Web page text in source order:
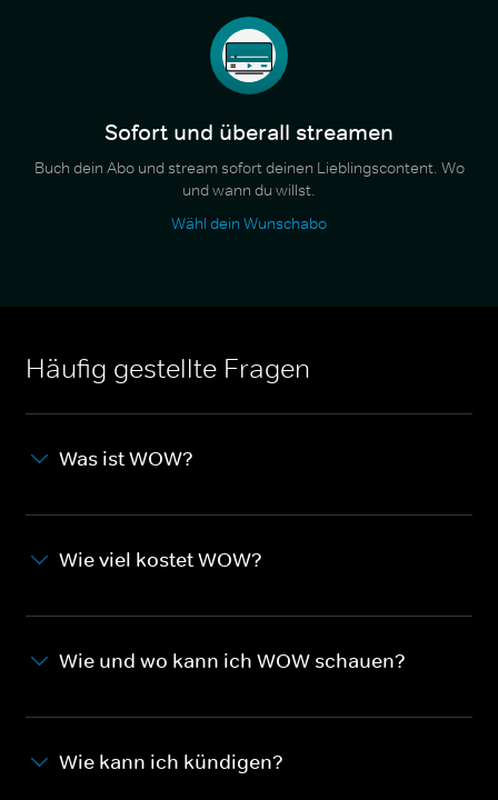
Sofort und überall streamen
Buch dein Abo und stream sofort deinen Lieblingscontent. Wo
und wann du willst.
Wähl dein Wunschabo
Häufig gestellte Fragen
Was ist WOW?
Wie viel kostet WOW?
Wie und wo kann ich WOW schauen?
Wie kann ich kündigen?